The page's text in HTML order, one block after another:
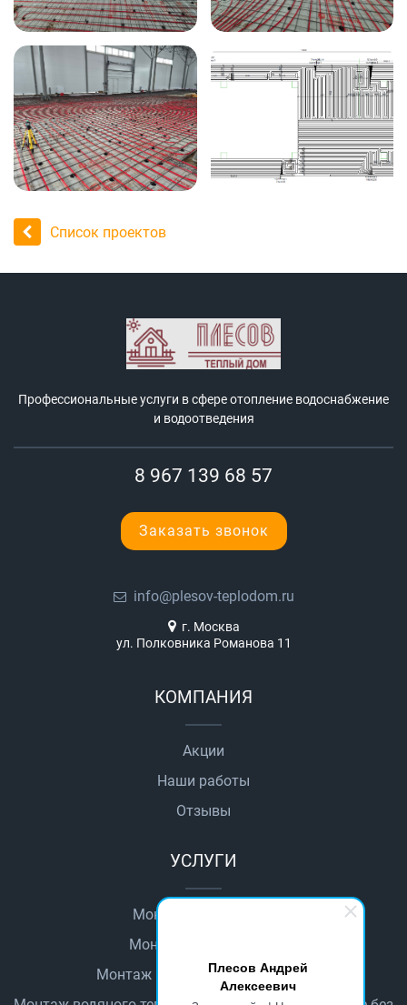
Плесов Андрей
Алексеевич
Список проектов
Профессиональные услуги в сфере отопление водоснабжение
и водоотведения
8 967 139 68 57
Заказать звонок
info@plesov-teplodom.ru
г. Москва
ул. Полковника Романова 11
КОМПАНИЯ
Акции
Наши работы
Отзывы
УСЛУГИ
Монтаж автоматики
Монтаж водопровода
Монтаж водяного теплого пола